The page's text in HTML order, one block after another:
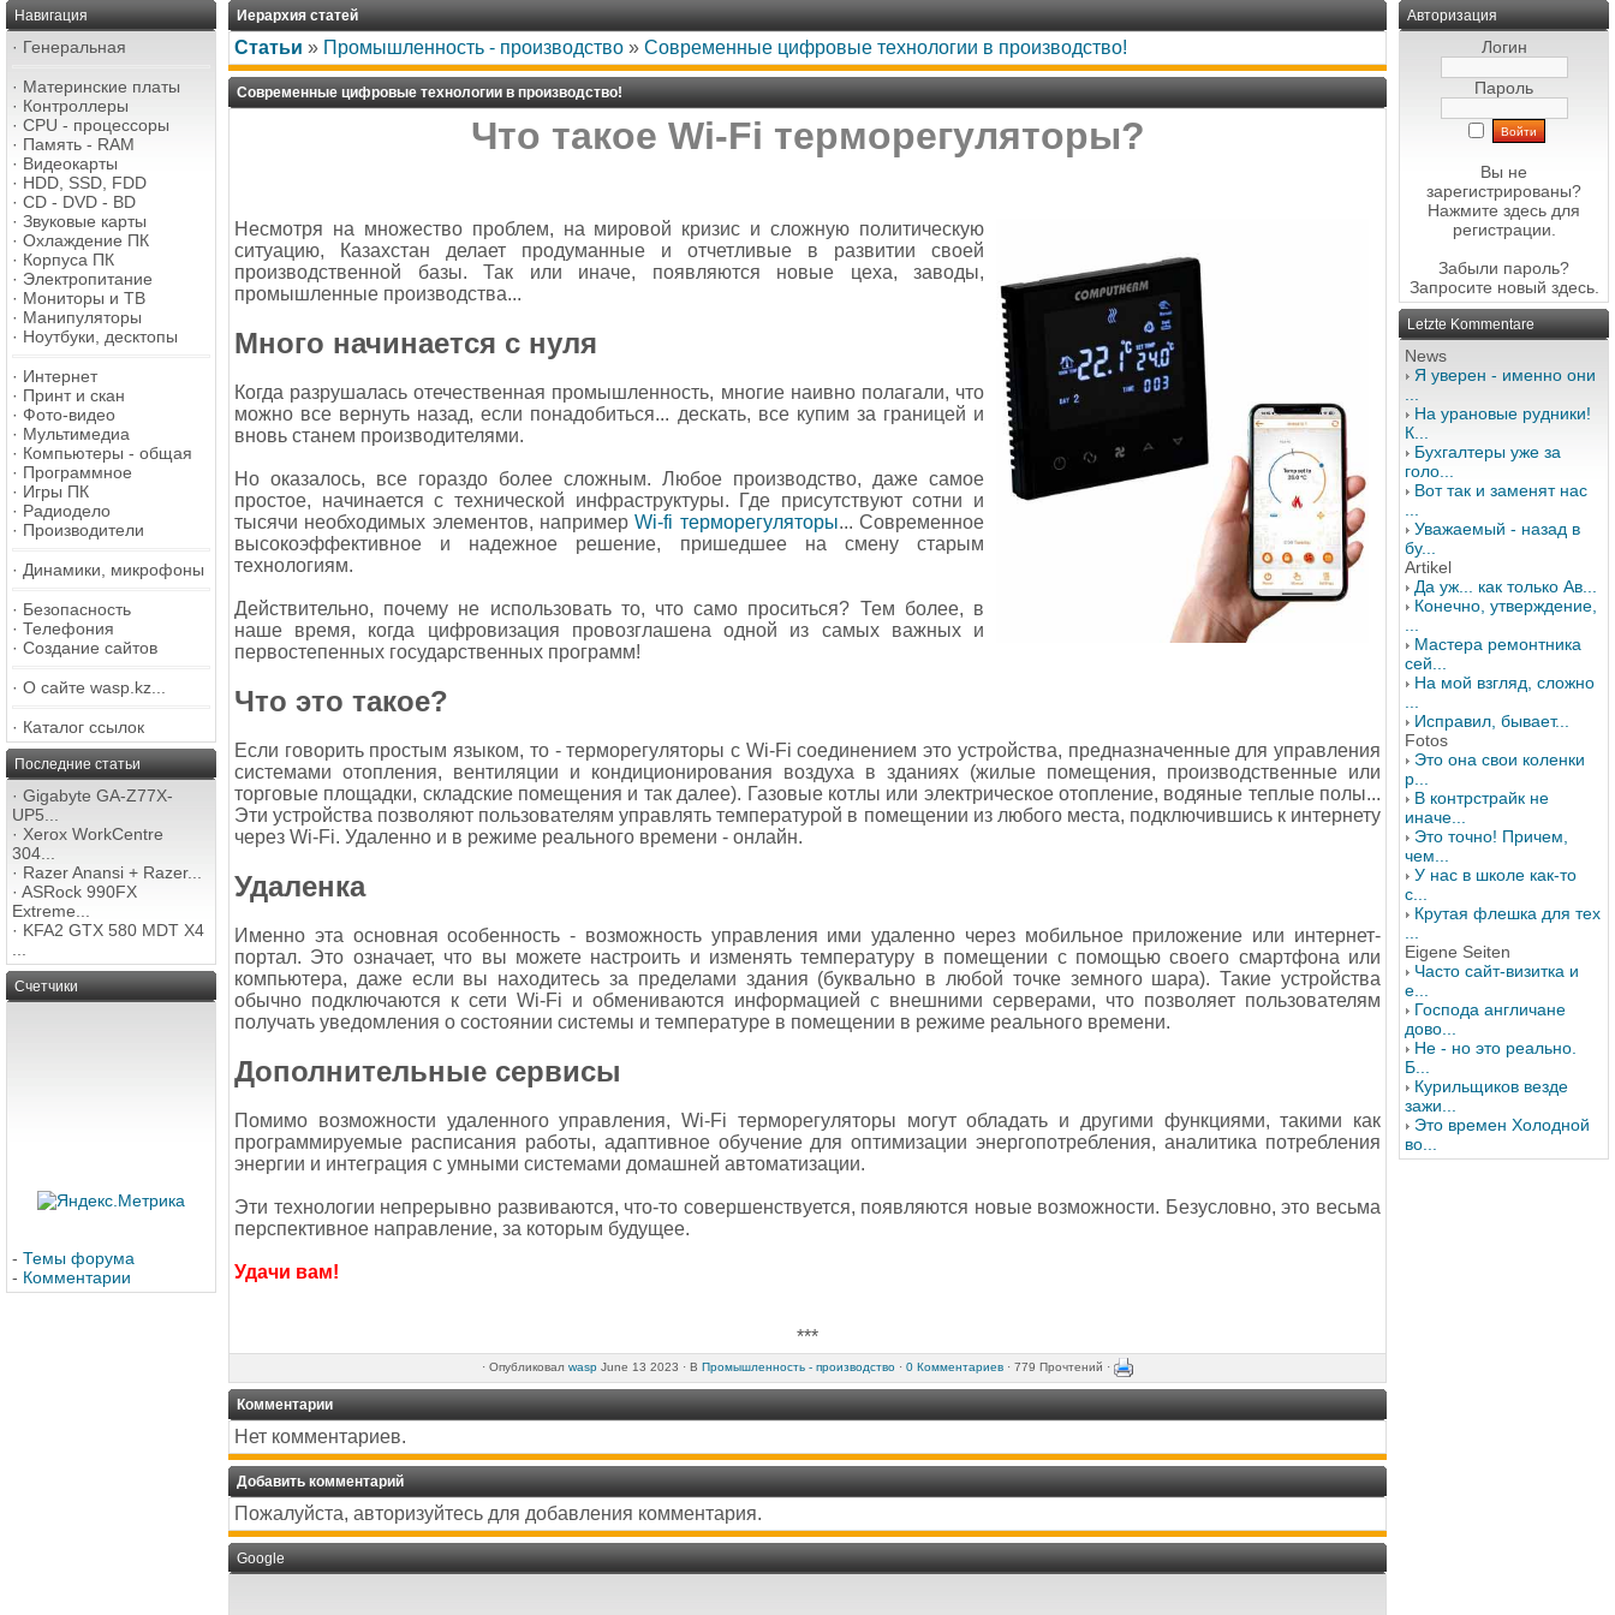
Навигация
· Генеральная
· Материнские платы
· Контроллеры
· CPU - процессоры
· Память - RAM
· Видеокарты
· HDD, SSD, FDD
· CD - DVD - BD
· Звуковые карты
· Охлаждение ПК
· Корпуса ПК
· Электропитание
· Мониторы и ТВ
· Манипуляторы
· Ноутбуки, десктопы
· Интернет
· Принт и скан
· Фото-видео
· Мультимедиа
· Компьютеры - общая
· Программное
· Игры ПК
· Радиодело
· Производители
· Динамики, микрофоны
· Безопасность
· Телефония
· Создание сайтов
· О сайте wasp.kz...
· Каталог ссылок
Последние статьи
· Gigabyte GA-Z77X-
UP5...
· Xerox WorkCentre
304...
· Razer Anansi + Razer...
· ASRock 990FX
Extreme...
· KFA2 GTX 580 MDT X4
Счетчики
- Темы форума
- Комментарии
Иерархия статей
Статьи » Промышленность - производство » Современные цифровые технологии в производство!
Современные цифровые технологии в производство!
Что такое Wi-Fi терморегуляторы?
Несмотря на множество проблем, на мировой кризис и сложную политическую
ситуацию, Казахстан делает продуманные и отчетливые в развитии своей
производственной базы. Так или иначе, появляются новые цеха, заводы,
промышленные производства...
Много начинается с нуля
Когда разрушалась отечественная промышленность, многие наивно полагали, что
можно все вернуть назад, если понадобиться... дескать, все купим за границей и
вновь станем производителями.
Но оказалось, все гораздо более сложным. Любое производство, даже самое
простое, начинается с технической инфраструктуры. Где присутствуют сотни и
тысячи необходимых элементов, напримерWi-fi терморегуляторы... Современное
высокоэффективное и надежное решение, пришедшее на смену старым
технологиям.
Действительно, почему не использовать то, что само проситься? Тем более, в
наше время, когда цифровизация провозглашена одной из самых важных и
первостепенных государственных программ!
Что это такое?
Если говорить простым языком, то - терморегуляторы с Wi-Fi соединением это устройства, предназначенные для управления
системами отопления, вентиляции и кондиционирования воздуха в зданиях (жилые помещения, производственные или
торговые площадки, складские помещения и так далее). Газовые котлы или электрическое отопление, водяные теплые полы...
Эти устройства позволяют пользователям управлять температурой в помещении из любого места, подключившись к интернету
через Wi-Fi. Удаленно и в режиме реального времени - онлайн.
Удаленка
Именно эта основная особенность - возможность управления ими удаленно через мобильное приложение или интернет-
портал. Это означает, что вы можете настроить и изменять температуру в помещении с помощью своего смартфона или
компьютера, даже если вы находитесь за пределами здания (буквально в любой точке земного шара). Такие устройства
обычно подключаются к сети Wi-Fi и обмениваются информацией с внешними серверами, что позволяет пользователям
получать уведомления о состоянии системы и температуре в помещении в режиме реального времени.
Дополнительные сервисы
Помимо возможности удаленного управления, Wi-Fi терморегуляторы могут обладать и другими функциями, такими как
программируемые расписания работы, адаптивное обучение для оптимизации энергопотребления, аналитика потребления
энергии и интеграция с умными системами домашней автоматизации.
Эти технологии непрерывно развиваются, что-то совершенствуется, появляются новые возможности. Безусловно, это весьма
перспективное направление, за которым будущее.
Удачи вам!
***
· Опубликовал wasp June 13 2023 · В Промышленность - производство · 0 Комментариев · 779 Прочтений ·
Комментарии
Нет комментариев.
Добавить комментарий
Пожалуйста, авторизуйтесь для добавления комментария.
Google
Авторизация
Логин
Пароль
Вы не
зарегистрированы?
Нажмите здесь для
регистрации.
Забыли пароль?
Запросите новый здесь.
Letzte Kommentare
News
Я уверен - именно они
На урановые рудники!
К...
Бухгалтеры уже за
голо...
Вот так и заменят нас
Уважаемый - назад в
бу...
Artikel
Да уж... как только Ав...
Конечно, утверждение,
Мастера ремонтника
сей...
На мой взгляд, сложно
Исправил, бывает...
Fotos
Это она свои коленки
р...
В контрстрайк не
иначе...
Это точно! Причем,
чем...
У нас в школе как-то
с...
Крутая флешка для тех
Eigene Seiten
Часто сайт-визитка и
е...
Господа англичане
дово...
Не - но это реально.
Б...
Курильщиков везде
зажи...
Это времен Холодной
во...